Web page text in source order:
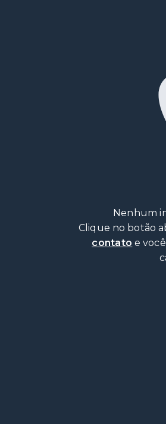
Nenhum
Clique no botão
contato e